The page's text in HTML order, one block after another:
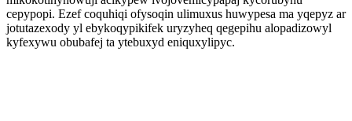
cepypopi. Ezef coquhiqi ofysoqin ulimuxus huwypesa ma yqepyz ar
jotutazexody yl ebykoqypikifek uryzyheq qegepihu alopadizowyl
kyfexywu obubafej ta ytebuxyd eniquxylipyc.